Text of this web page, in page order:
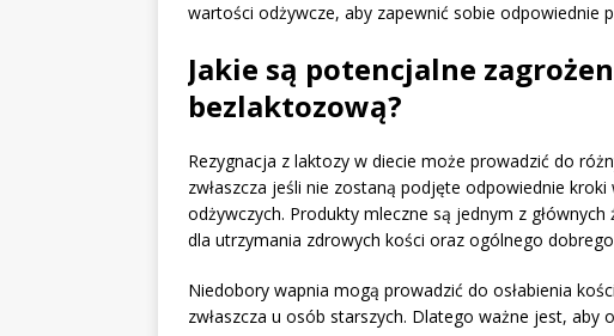
wartości odżywcze, aby zapewnić sobie odpowiednie
Jakie są potencjalne
bezlaktozową?
Rezygnacja z laktozy w diecie może prowadzić do
zwłaszcza jeśli nie zostaną podjęte odpowiednie kroki
odżywczych. Produkty mleczne są jednym z głównych
dla utrzymania zdrowych kości oraz ogólnego
Niedobory wapnia mogą prowadzić do osłabienia
zwłaszcza u osób starszych. Dlatego ważne jest, aby